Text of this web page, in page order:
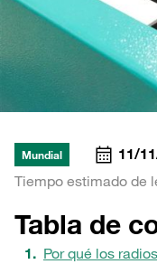
Mundial 11/
Tiempo estimado de
Tabla de
Por qué los